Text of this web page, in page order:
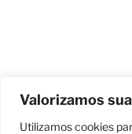
Valorizamos
Utilizamos cookies